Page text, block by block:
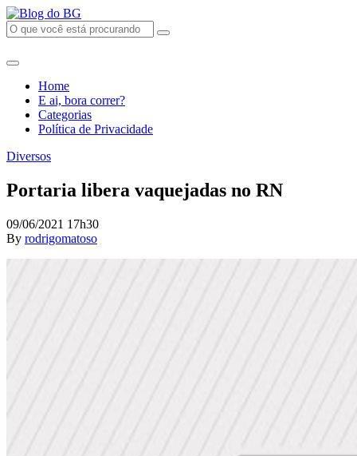
Home
E ai, bora correr?
Categorias
Política de Privacidade
Diversos
Portaria libera vaquejadas no RN
09/06/2021 17h30
By rodrigomatoso